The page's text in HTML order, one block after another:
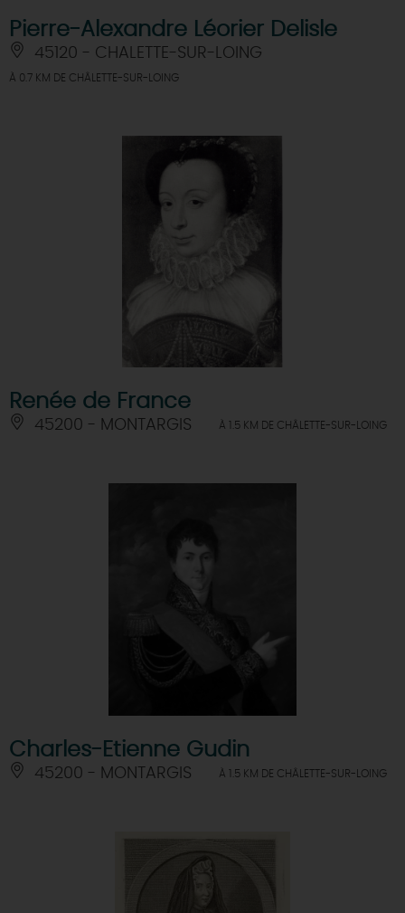
Pierre-Alexandre Léorier Delisle
45120 - CHALETTE-SUR-LOING
À 0.7 KM DE CHÂLETTE-SUR-LOING
Renée de France
45200 - MONTARGIS À 1.5 KM DE CHÂLETTE-SUR-LOING
Charles-Etienne Gudin
45200 - MONTARGIS À 1.5 KM DE CHÂLETTE-SUR-LOING